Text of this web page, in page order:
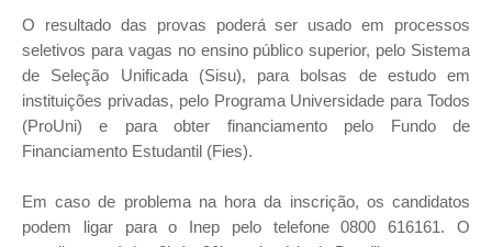
O resultado das provas poderá ser usado em processos
seletivos para vagas no ensino público superior, pelo Sistema
de Seleção Unificada (Sisu), para bolsas de estudo em
instituições privadas, pelo Programa Universidade para Todos
(ProUni) e para obter financiamento pelo Fundo de
Financiamento Estudantil (Fies).
Em caso de problema na hora da inscrição, os candidatos
podem ligar para o Inep pelo telefone 0800 616161. O